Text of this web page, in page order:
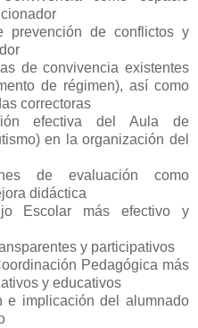
prevención de conflictos y
de convivencia existentes
de régimen), así como
correctoras
efectiva del Aula de
en la organización del
de evaluación como
didáctica
Escolar más efectivo y
y participativos
Pedagógica más
y educativos
e implicación del alumnado